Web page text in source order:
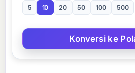
5 10 20 50 100 500